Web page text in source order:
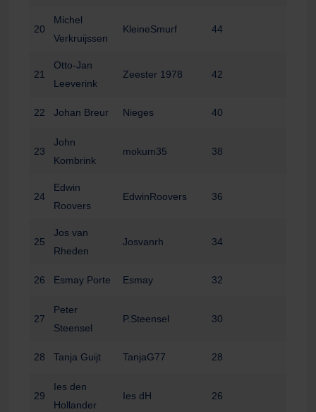
20
Michel
Verkruijssen
KleineSmurf 44
21
Otto-Jan
Leeverink
Zeester 1978 42
22 Johan Breur Nieges 40
23
John
Kombrink
mokum35 38
24
Edwin
Roovers
EdwinRoovers 36
25
Jos van
Rheden
Josvanrh 34
26 Esmay Porte Esmay 32
27
Peter
Steensel
P.Steensel 30
28 Tanja Guijt TanjaG77 28
29
Ies den
Hollander
Ies dH 26